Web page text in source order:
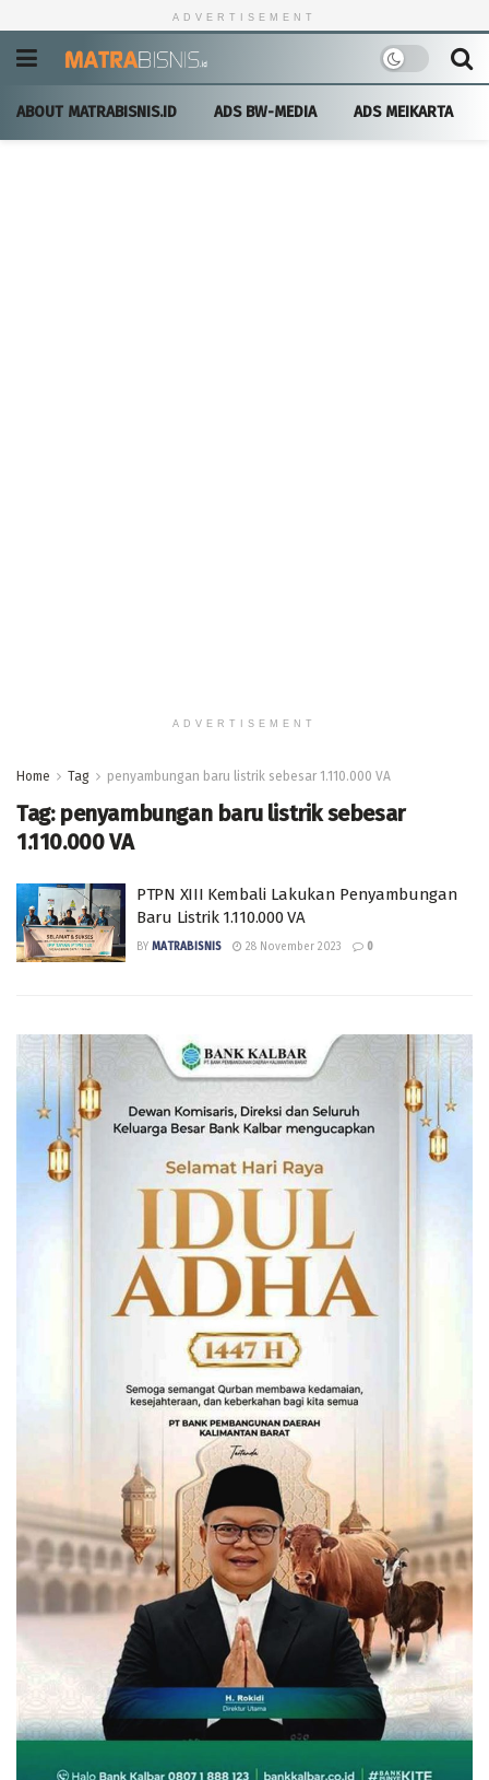
ADVERTISEMENT
ABOUT MATRABISNIS.ID ADS BW-MEDIA ADS MEIKARTA
ADVERTISEMENT
Home Tag penyambungan baru listrik sebesar 1.110.000 VA
Tag: penyambungan baru listrik sebesar
1.110.000 VA
PTPN XIII Kembali Lakukan Penyambungan
Baru Listrik 1.110.000 VA
BY MATRABISNIS 28 November 2023 0